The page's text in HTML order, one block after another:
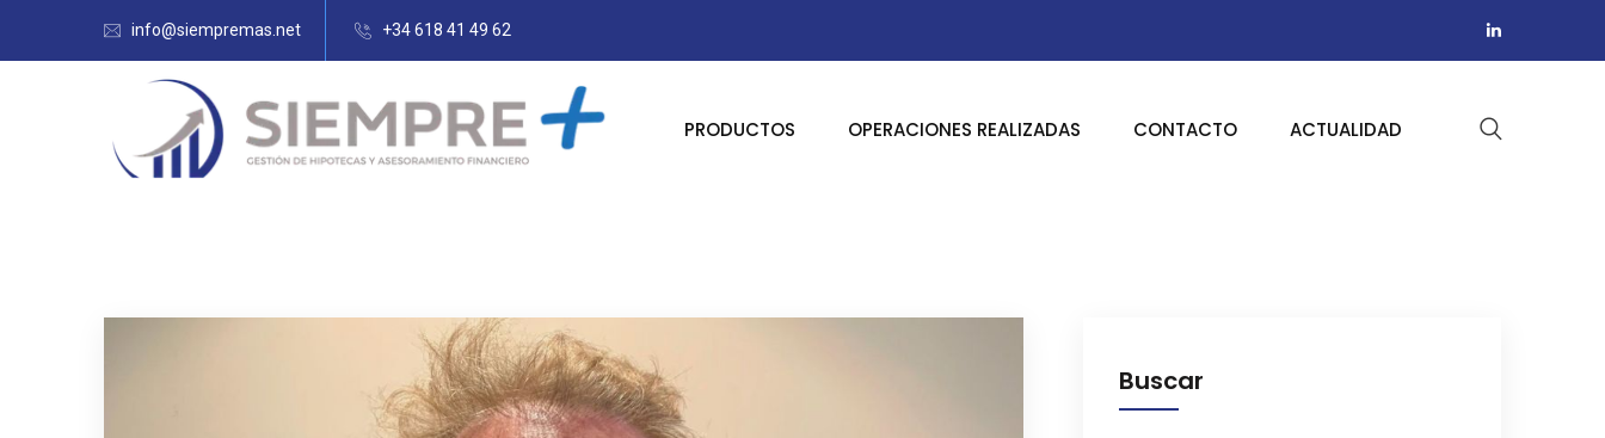
info@siempremas.net +34 618 41 49 62
PRODUCTOS OPERACIONES REALIZADAS CONTACTO ACTUALIDAD
Buscar